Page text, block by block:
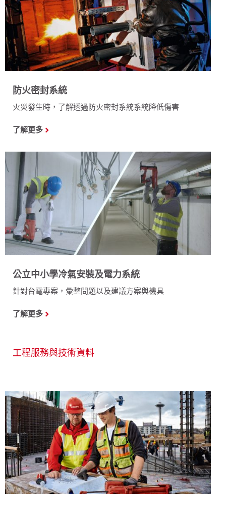
防火密封系統
火災發生時，了解透過防火密封系統系統降低傷害
了解更多
公立中小學冷氣安裝及電力系統
針對台電專案，彙整問題以及建議方案與機具
了解更多
工程服務與技術資料